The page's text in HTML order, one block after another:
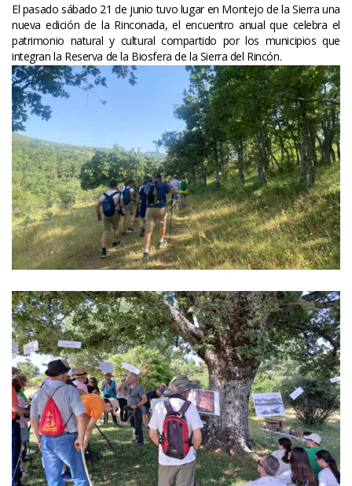
El pasado sábado 21 de junio tuvo lugar en Montejo de la Sierra una
nueva edición de la Rinconada, el encuentro anual que celebra el
patrimonio natural y cultural compartido por los municipios que
integran la Reserva de la Biosfera de la Sierra del Rincón.